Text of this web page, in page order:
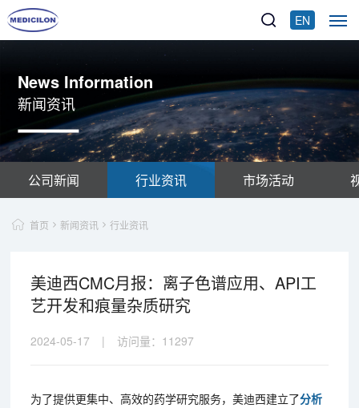
EN
News Information
新闻资讯
公司新闻 行业资讯 市场活动
首页 新闻资讯 行业资讯
美迪西CMC月报：离子色谱应用、API工
艺开发和痕量杂质研究
2024-05-17 | 访问量： 11297
为了提供更集中、高效的药学研究服务，美迪西建立了分析